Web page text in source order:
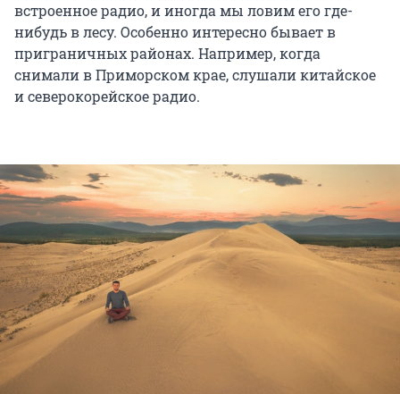
встроенное радио, и иногда мы ловим его где-
нибудь в лесу. Особенно интересно бывает в
приграничных районах. Например, когда
снимали в Приморском крае, слушали китайское
и северокорейское радио.